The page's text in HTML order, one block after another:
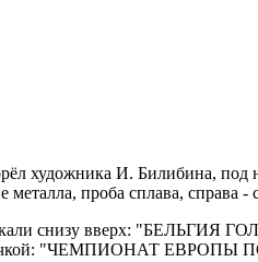
художника И. Билибина,
проба сплава, справа
снизу вверх: "БЕЛЬГИЯ
точкой: "ЧЕМПИОНАТ ЕВРОПЫ